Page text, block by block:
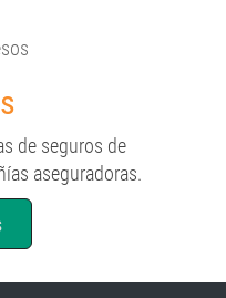
de seguros de
aseguradoras.